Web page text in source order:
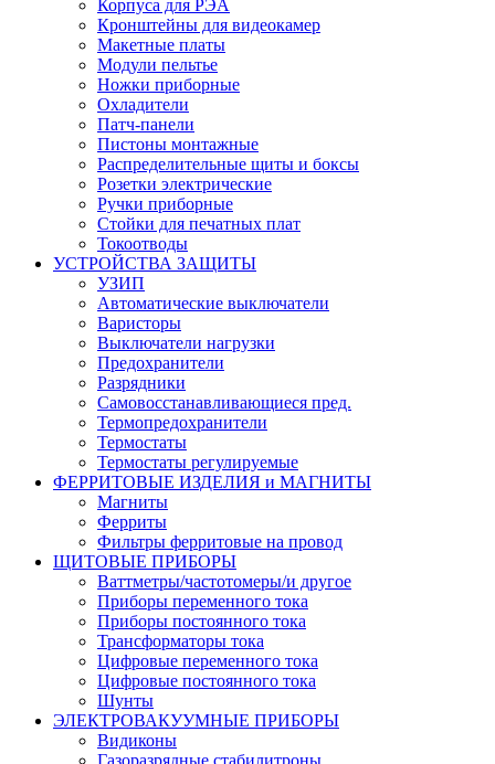
Корпуса для РЭА
Кронштейны для видеокамер
Макетные платы
Модули пельтье
Ножки приборные
Охладители
Патч-панели
Пистоны монтажные
Распределительные щиты и боксы
Розетки электрические
Ручки приборные
Стойки для печатных плат
Токоотводы
УСТРОЙСТВА ЗАЩИТЫ
УЗИП
Автоматические выключатели
Варисторы
Выключатели нагрузки
Предохранители
Разрядники
Самовосстанавливающиеся пред.
Термопредохранители
Термостаты
Термостаты регулируемые
ФЕРРИТОВЫЕ ИЗДЕЛИЯ и МАГНИТЫ
Магниты
Ферриты
Фильтры ферритовые на провод
ЩИТОВЫЕ ПРИБОРЫ
Ваттметры/частотомеры/и другое
Приборы переменного тока
Приборы постоянного тока
Трансформаторы тока
Цифровые переменного тока
Цифровые постоянного тока
Шунты
ЭЛЕКТРОВАКУУМНЫЕ ПРИБОРЫ
Видиконы
Газоразрядные стабилитроны